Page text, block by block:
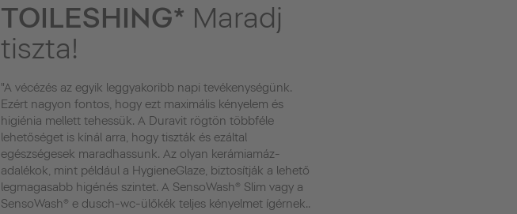
TOILESHING* Maradj
tiszta!
"A vécézés az egyik leggyakoribb napi tevékenységünk.
Ezért nagyon fontos, hogy ezt maximális kényelem és
higiénia mellett tehessük. A Duravit rögtön többféle
lehetőséget is kínál arra, hogy tiszták és ezáltal
egészségesek maradhassunk. Az olyan kerámiamáz-
adalékok, mint például a HygieneGlaze, biztosítják a lehető
legmagasabb higénés szintet. A SensoWash® Slim vagy a
SensoWash® e dusch-wc-ülőkék teljes kényelmet ígérnek..